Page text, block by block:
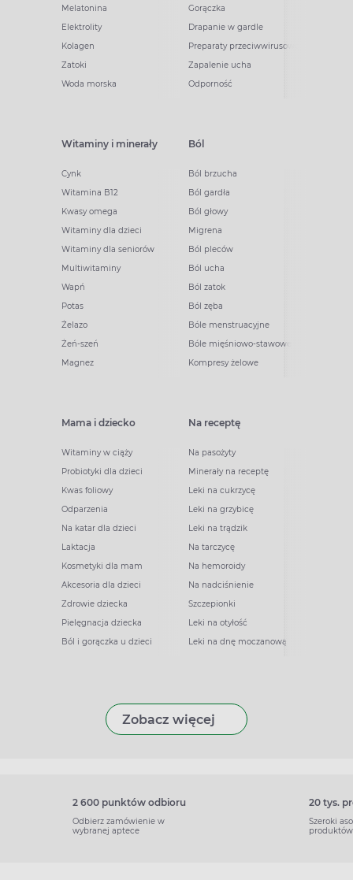
Melatonina
Elektrolity
Kolagen
Zatoki
Woda morska
Gorączka
Drapanie w gardle
Preparaty przeciwwirusowe
Zapalenie ucha
Odporność
Witaminy i minerały
Cynk
Witamina B12
Kwasy omega
Witaminy dla dzieci
Witaminy dla seniorów
Multiwitaminy
Wapń
Potas
Żelazo
Żeń-szeń
Magnez
Ból
Ból brzucha
Ból gardła
Ból głowy
Migrena
Ból pleców
Ból ucha
Ból zatok
Ból zęba
Bóle menstruacyjne
Bóle mięśniowo-stawowe
Kompresy żelowe
Mama i dziecko
Witaminy w ciąży
Probiotyki dla dzieci
Kwas foliowy
Odparzenia
Na katar dla dzieci
Laktacja
Kosmetyki dla mam
Akcesoria dla dzieci
Zdrowie dziecka
Pielęgnacja dziecka
Ból i gorączka u dzieci
Na receptę
Na pasożyty
Minerały na receptę
Leki na cukrzycę
Leki na grzybicę
Leki na trądzik
Na tarczycę
Na hemoroidy
Na nadciśnienie
Szczepionki
Leki na otyłość
Leki na dnę moczanową
Zobacz więcej
2 600 punktów odbioru
Odbierz zamówienie w
wybranej aptece
20 tys.
Szeroki
produktów